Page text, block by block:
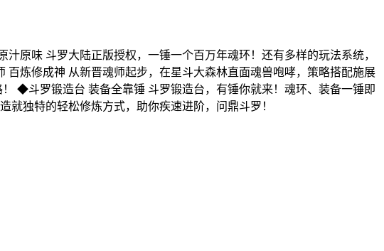
原味 斗罗大陆正版授权，一锤一个百万年魂环！还有多样的玩法系统，
炼修成神 从新晋魂师起步，在星斗大森林直面魂兽咆哮，策略搭配施展
◆斗罗锻造台 装备全靠锤 斗罗锻造台，有锤你就来！魂环、装备一锤即
独特的轻松修炼方式，助你疾速进阶，问鼎斗罗！